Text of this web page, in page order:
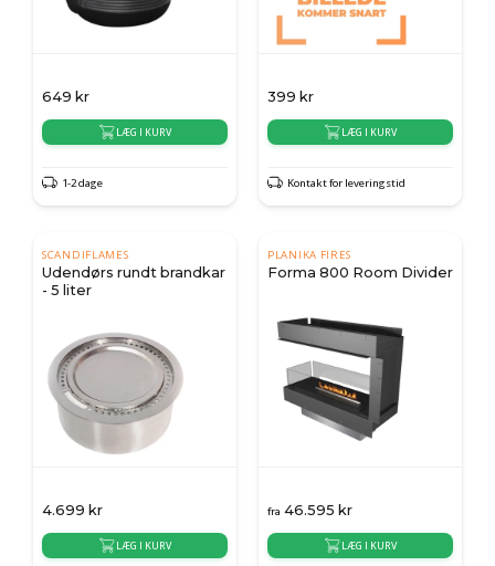
649 kr
LÆG I KURV
1-2 dage
399 kr
LÆG I KURV
Kontakt for leveringstid
SCANDIFLAMES
Udendørs rundt brandkar
- 5 liter
4.699 kr
LÆG I KURV
PLANIKA FIRES
Forma 800 Room Divider
fra 46.595 kr
LÆG I KURV